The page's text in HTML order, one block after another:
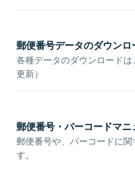
郵便番号データのダウンロ
各種データのダウンロード
更新）
郵便番号・バーコードマニ
郵便番号や、バーコードに
す。